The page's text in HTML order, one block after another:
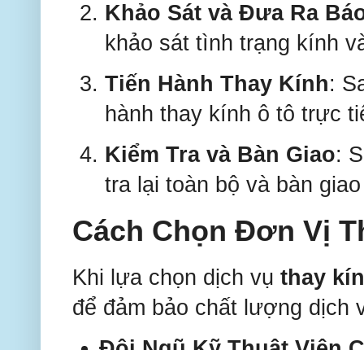
Khảo Sát và Đưa Ra
khảo sát tình trạng kính
Tiến Hành Thay Kính:
hành thay kính ô tô trực
Kiểm Tra và Bàn Giao:
tra lại toàn bộ và bàn
Cách Chọn Đơn Vị
Khi lựa chọn dịch vụthay
để đảm bảo chất lượng dịch